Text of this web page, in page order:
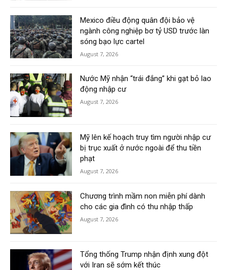
Mexico điều động quân đội bảo vệ
ngành công nghiệp bơ tỷ USD trước làn
sóng bạo lực cartel
August 7, 2026
Nước Mỹ nhận “trái đắng” khi gạt bỏ lao
động nhập cư
August 7, 2026
Mỹ lên kế hoạch truy tìm người nhập cư
bị trục xuất ở nước ngoài để thu tiền
phạt
August 7, 2026
Chương trình mầm non miễn phí dành
cho các gia đình có thu nhập thấp
August 7, 2026
Tổng thống Trump nhận định xung đột
với Iran sẽ sớm kết thúc